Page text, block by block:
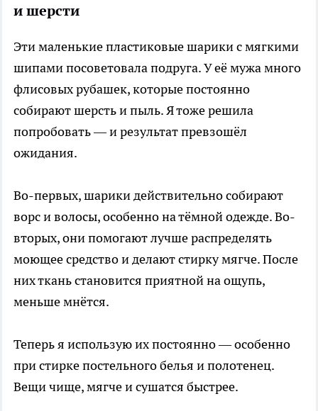
и шерсти
Эти маленькие пластиковые шарики с мягкими
шипами посоветовала подруга. У её мужа много
флисовых рубашек, которые постоянно
собирают шерсть и пыль. Я тоже решила
попробовать — и результат превзошёл
ожидания.
Во-первых, шарики действительно собирают
ворс и волосы, особенно на тёмной одежде. Во-
вторых, они помогают лучше распределять
моющее средство и делают стирку мягче. После
них ткань становится приятной на ощупь,
меньше мнётся.
Теперь я использую их постоянно — особенно
при стирке постельного белья и полотенец.
Вещи чище, мягче и сушатся быстрее.